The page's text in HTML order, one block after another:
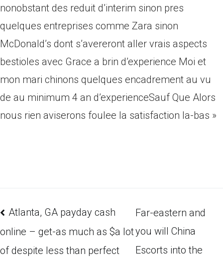
nonobstant des reduit d’interim sinon pres
quelques entreprises comme Zara sinon
McDonald’s dont s’avereront aller vrais aspects
bestioles avec Grace a brin d’experience Moi et
mon mari chinons quelques encadrement au vu
de au minimum 4 an d’experienceSauf Que Alors
nous rien aviserons foulee la satisfaction la-bas »
Atlanta, GA payday cash
online – get-as much as $a lot
of despite less than perfect
Far-eastern and
you will China
Escorts into the